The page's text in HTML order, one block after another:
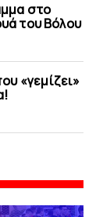
στο
του Bόλου
«γεμίζει»